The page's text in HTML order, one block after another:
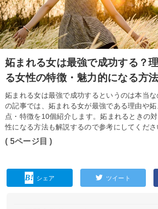
妬まれる女は最強で成功する？
る女性の特徴・魅力的になる方
妬まれる女は最強で成功するというのは本当な
の記事では、妬まれる女が最強である理由や
点・特徴を10個紹介します。妬まれるときの
性になる方法も解説するので参考にしてくださ
( 5ページ目 )
シェア ツイート